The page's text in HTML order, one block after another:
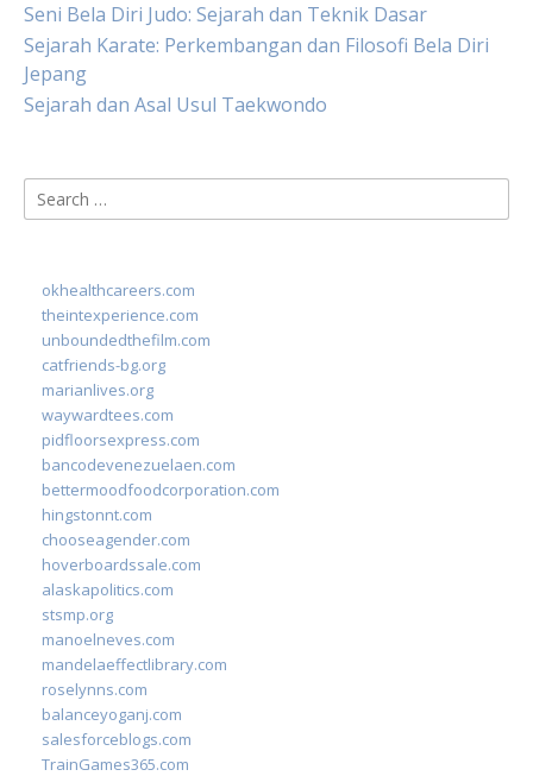
Seni Bela Diri Judo: Sejarah dan Teknik Dasar
Sejarah Karate: Perkembangan dan Filosofi Bela Diri
Jepang
Sejarah dan Asal Usul Taekwondo
Search
for:
okhealthcareers.com
theintexperience.com
unboundedthefilm.com
catfriends-bg.org
marianlives.org
waywardtees.com
pidfloorsexpress.com
bancodevenezuelaen.com
bettermoodfoodcorporation.com
hingstonnt.com
chooseagender.com
hoverboardssale.com
alaskapolitics.com
stsmp.org
manoelneves.com
mandelaeffectlibrary.com
roselynns.com
balanceyoganj.com
salesforceblogs.com
TrainGames365.com